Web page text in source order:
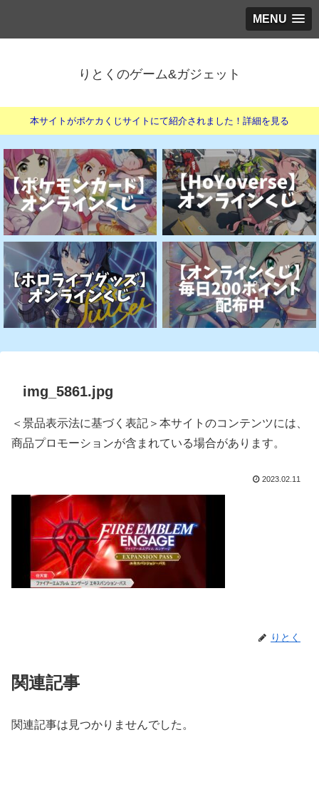
MENU
りとくのゲーム&ガジェット
本サイトがポケカくじサイトにて紹介されました！詳細を見る
img_5861.jpg
＜景品表示法に基づく表記＞本サイトのコンテンツには、
商品プロモーションが含まれている場合があります。
2023.02.11
りとく
関連記事
関連記事は見つかりませんでした。